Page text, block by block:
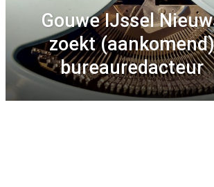
Gouwe IJssel
zoekt (aankomend)
bureauredacteur